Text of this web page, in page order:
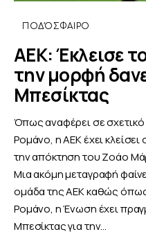
ΠΟΔΌΣΦΑΙΡΟ
ΑΕΚ: Έκλεισε
την μορφή
Μπεσίκτας
Όπως αναφέρει σε
Ρομάνο, η ΑΕΚ έχει
την απόκτηση του Ζοάο
Μια ακόμη μεταγραφή
ομάδα της ΑΕΚ καθώς
Ρομάνο, η Ένωση έχει
Μπεσίκτας για την…